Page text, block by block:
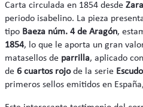
Carta circulada en 1854 desde
periodo isabelino. La pieza
tipo Baeza núm. 4 de Aragón,
1854, lo que le aporta un gran
matasellos de parrilla, aplicado
de 6 cuartos rojode la serie
primeros sellos emitidos en